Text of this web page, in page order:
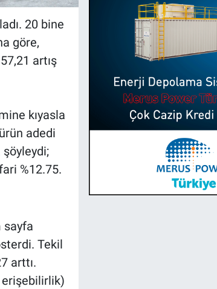
20 bine
göre,
artış
kıyasla
adedi
şöyleydi;
%12.75.
sayfa
Tekil
arttı.
erişebilirlik)